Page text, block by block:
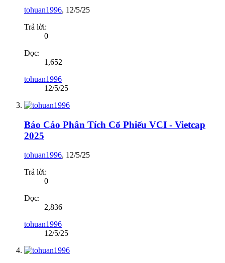
tohuan1996, 12/5/25
Trả lời:
0
Đọc:
1,652
tohuan1996
12/5/25
Báo Cáo Phân Tích Cổ Phiếu VCI - Vietcap
2025
tohuan1996, 12/5/25
Trả lời:
0
Đọc:
2,836
tohuan1996
12/5/25